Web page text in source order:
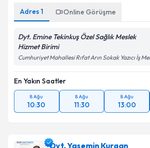
Kişisel verilerimin işlenmesine
Metni'ni okudum ve kişisel
kapsamda işlenmesini kabul
Adres 1 Online Görüşme
Dyt. Emine Tekinkuş Özel Sağlık Meslek
Hizmet Birimi
Cumhuriyet Mahallesi Rıfat Arın Sokak Yazıcı İş
En Yakın Saatler
8 Ağu
10:30
8 Ağu
11:30
8 Ağu
13:00
Dyt. Yasemin Kurgan